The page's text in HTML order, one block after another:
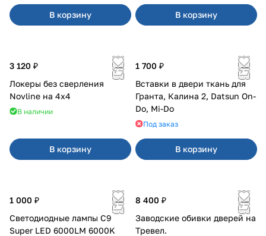
В корзину В корзину
3 120 ₽
Локеры без сверления
Novline на 4х4
В наличии
В корзину
1 700 ₽
Вставки в двери ткань для
Гранта, Калина 2, Datsun On-
Do, Mi-Do
Под заказ
В корзину
1 000 ₽
Светодиодные лампы C9
Super LED 6000LM 6000K
8 400 ₽
Заводские обивки дверей на
Тревел.